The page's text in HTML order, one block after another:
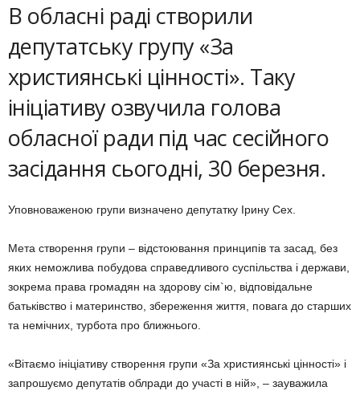
В обласні раді створили
депутатську групу «За
християнські цінності». Таку
ініціативу озвучила голова
обласної ради під час сесійного
засідання сьогодні, 30 березня.
Уповноваженою групи визначено депутатку Ірину Сех.
Мета створення групи – відстоювання принципів та засад, без
яких неможлива побудова справедливого суспільства і держави,
зокрема права громадян на здорову сім`ю, відповідальне
батьківство і материнство, збереження життя, повага до старших
та немічних, турбота про ближнього.
«Вітаємо ініціативу створення групи «За християнські цінності» і
запрошуємо депутатів облради до участі в ній», – зауважила